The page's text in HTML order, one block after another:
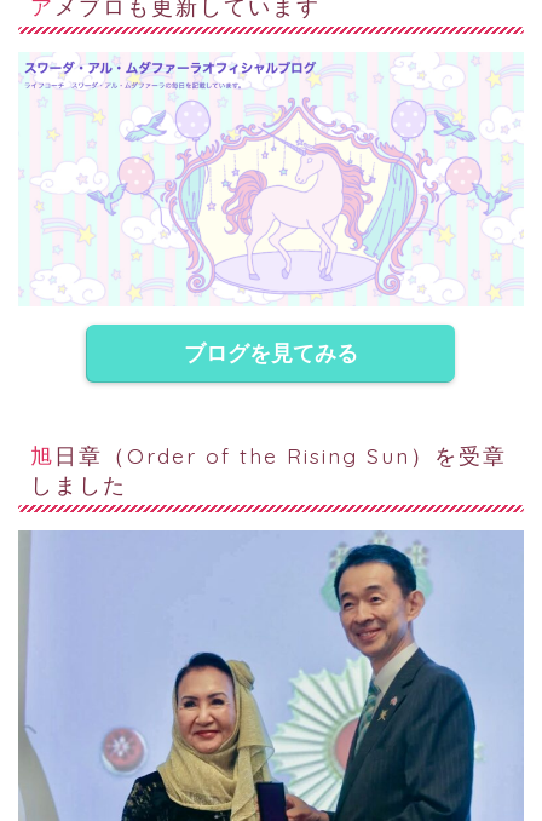
アメブロも更新しています
ブログを見てみる
旭日章（Order of the Rising Sun）を受章
しました